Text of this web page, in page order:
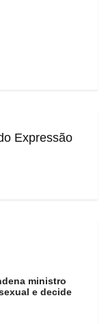
Expressão
ministro
e decide